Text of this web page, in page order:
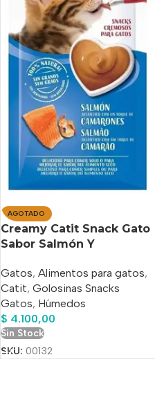
AGOTADO
Creamy Catit Snack Gato
Sabor Salmón Y
x 10 Gs C/u
Gatos, Alimentos para gatos,
Catit, Golosinas Snacks
Gatos, Húmedos
$ 4.100,00
Sin Stock
SKU: 00132